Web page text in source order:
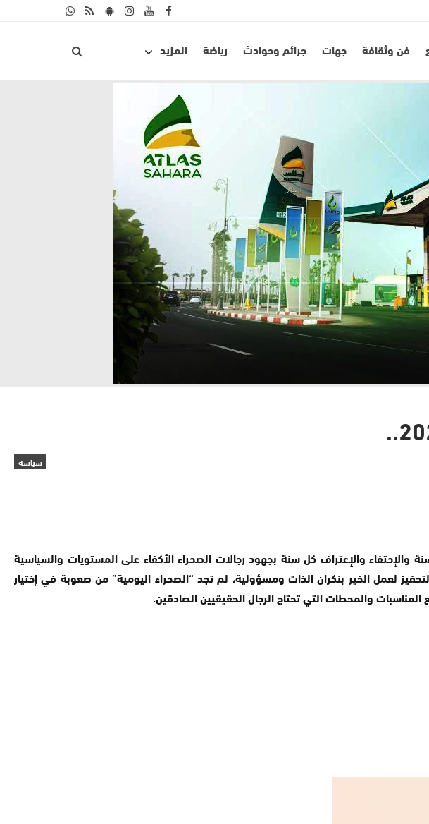
فن وثقافة جهات جرائم وحوادث رياضة المزيد
سياسة
والإعتراف كل سنة بجهود رجالات الصحراء الأكفاء على المستويات والسياسية
لعمل الخير بنكران الذات ومسؤولية، لم تجد “الصحراء اليومية” من صعوبة في إختيار